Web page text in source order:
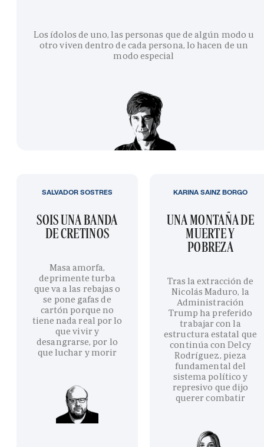
Los ídolos de uno, las personas que de algún modo u
otro viven dentro de cada persona, lo hacen de un
modo especial
SOIS UNA BANDA
DE CRETINOS
Masa amorfa,
deprimente turba
que va a las rebajas o
se pone gafas de
cartón porque no
tiene nada real por lo
que vivir y
desangrarse, por lo
que luchar y morir
SALVADOR SOSTRES
UNA MONTAÑA DE
MUERTE Y
POBREZA
Tras la extracción de
Nicolás Maduro, la
Administración
Trump ha preferido
trabajar con la
estructura estatal que
continúa con Delcy
Rodríguez, pieza
fundamental del
sistema político y
represivo que dijo
querer combatir
KARINA SAINZ BORGO